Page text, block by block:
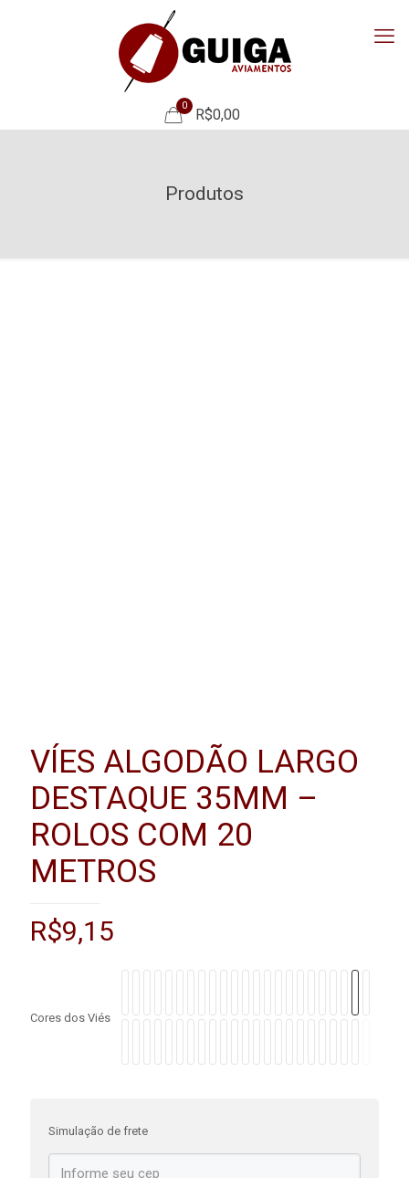
0
R$0,00
Produtos
VÍES ALGODÃO LARGO
DESTAQUE 35MM –
ROLOS COM 20
METROS
R$9,15
Cores dos Viés
Simulação de frete